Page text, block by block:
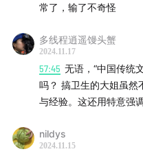
如果贺锦丽没有重大或
原因 1：Covid-19(新冠
多西方国家的现政府政
国、新西兰、德国、法
原因 2：贺锦丽参加竞
责任： （a) 他起初的再
太晚退出竞选，而当时
常了，输了不奇怪
多线程逍遥馒头蟹
2024.11.17
57:45
吗？ 搞卫生的大姐虽然
与经验。这还用特意强
nildys
2024.11.15